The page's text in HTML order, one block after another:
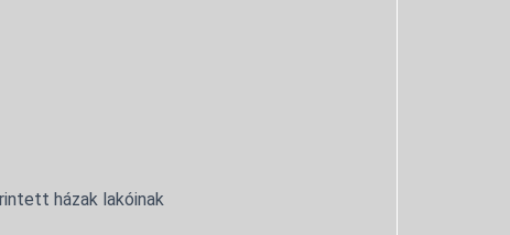
házak lakóinak